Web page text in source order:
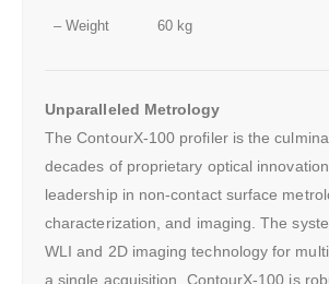
– Weight 60 kg
Unparalleled Metrology
The ContourX-100 profiler is the
decades of proprietary optical
leadership in non-contact surface
characterization, and imaging. The
WLI and 2D imaging technology for
a single acquisition. ContourX-100 is